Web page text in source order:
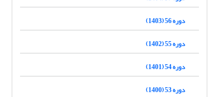
دوره 56 (1403)
دوره 55 (1402)
دوره 54 (1401)
دوره 53 (1400)